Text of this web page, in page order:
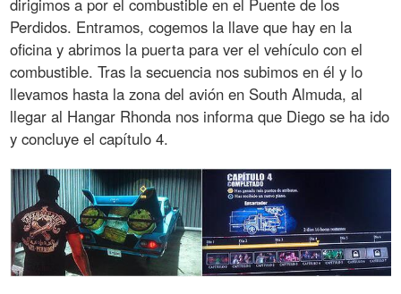
dirigimos a por el combustible en el Puente de los
Perdidos. Entramos, cogemos la llave que hay en la
oficina y abrimos la puerta para ver el vehículo con el
combustible. Tras la secuencia nos subimos en él y lo
llevamos hasta la zona del avión en South Almuda, al
llegar al Hangar Rhonda nos informa que Diego se ha ido
y concluye el capítulo 4.